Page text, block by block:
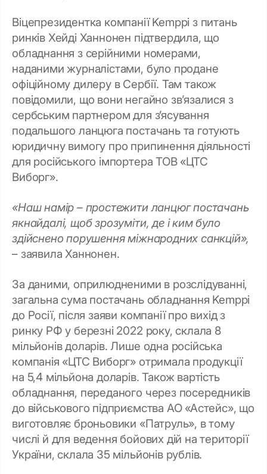
Віцепрезидентка компанії Kemppi з питань
ринків Хейді Ханнонен підтвердила, що
обладнання з серійними номерами,
наданими журналістами, було продане
офіційному дилеру в Сербії. Там також
повідомили, що вони негайно зв’язалися з
сербським партнером для з’ясування
подальшого ланцюга постачань та готують
юридичну вимогу про припинення діяльності
для російського імпортера ТОВ «ЦТС
Виборг».
«Наш намір – простежити ланцюг постачань
якнайдалі, щоб зрозуміти, де і ким було
здійснено порушення міжнародних санкцій»,
– заявила Ханнонен.
За даними, оприлюдненими в розслідуванні,
загальна сума постачань обладнання Kemppi
до Росії, після заяви компанії про вихід з
ринку РФ у березні 2022 року, склала 8
мільйонів доларів. Лише одна російська
компанія «ЦТС Виборг» отримала продукції
на 5,4 мільйона доларів. Також вартість
обладнання, переданого через посередників
до військового підприємства АО «Астейс», що
виготовляє броньовики «Патруль», в тому
числі й для ведення бойових дій на території
України, склала 35 мільйонів рублів.